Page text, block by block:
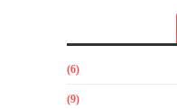
(6)
(9)